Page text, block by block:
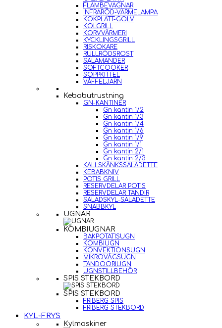
FLAMBEVAGNAR
INFRARÖD-VÄRMELAMPA
KOKPLATT-GOLV
KOLGRILL
KORVVÄRMERI
KYCKLINGSGRILL
RISKOKARE
RULLRÖDSROST
SALAMANDER
SOFTCOOKER
SOPPKITTEL
VÅFFELJÄRN
Kebabutrustning
GN-KANTINER
Gn kantin 1/2
Gn kantin 1/3
Gn kantin 1/4
Gn kantin 1/6
Gn kantin 1/9
Gn kantin 1/1
Gn kantin 2/1
Gn kantin 2/3
KALLSKÄNKSSALADETTE
KEBABKNIV
POTIS GRILL
RESERVDELAR POTIS
RESERVDELAR TANDIR
SALADSKYL-SALADETTE
SNABBKYL
UGNAR
KOMBIUGNAR
BAKPOTATISUGN
KOMBIUGN
KONVEKTIONSUGN
MIKROVÅGSUGN
TANDOORIUGN
UGNSTILLBEHÖR
SPIS STEKBORD
SPIS STEKBORD
FRIBERG SPIS
FRIBERG STEKBORD
KYL-FRYS
Kylmaskiner